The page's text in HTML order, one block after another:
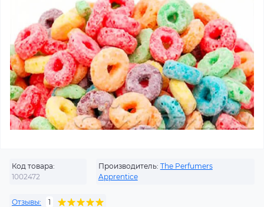
Код товара:
1002472
Производитель: The Perfumers
Apprentice
Отзывы: 1